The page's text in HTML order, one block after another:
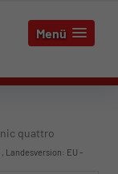
Menü
quattro
, Landesversion: EU -